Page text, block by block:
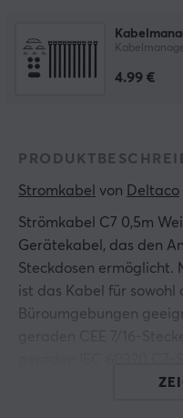
4.99 €
Stromkabel von Deltaco
Strömkabel C7 0,5m
Gerätekabel, das den
Steckdosen ermöglicht.
ist das Kabel für sowohl
Büroumgebungen
konzipiert, dass es